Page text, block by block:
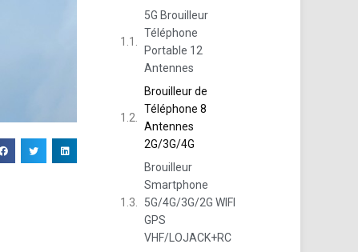
5G Brouilleur
Téléphone
Portable 12
Antennes
Brouilleur de
Téléphone 8
Antennes
2G/3G/4G
Brouilleur
Smartphone
5G/4G/3G/2G WIFI
GPS
VHF/LOJACK+RC